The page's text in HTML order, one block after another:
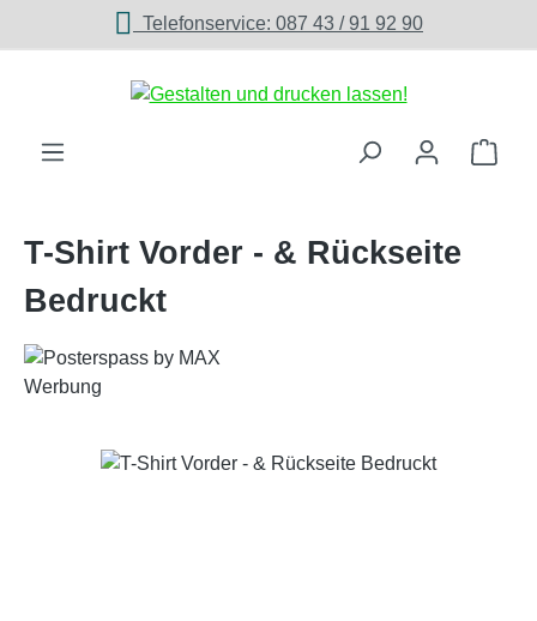
Zum Hauptinhalt springenTelefonservice: 087 43 / 91 92 90
T-Shirt Vorder - & Rückseite
Bedruckt
Bildergalerie überspringen